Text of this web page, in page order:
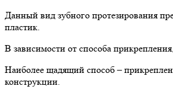
Данный вид зубного протезирования
пластик.
В зависимости от способа
Наиболее щадящий способ –
конструкции.